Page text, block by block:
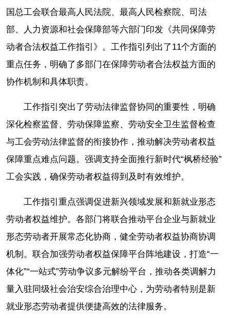
国总工会联合最高人民法院、最高人民检察院、司法
部、人力资源和社会保障部等六部门印发《共同保障劳
动者合法权益工作指引》。工作指引列出了11个方面的
重点任务，明确了多部门在保障劳动者合法权益方面的
协作机制和具体职责。
工作指引突出了劳动法律监督协同的重要性，明确
深化检察监督、劳动保障监察、劳动安全卫生监督检查
与工会劳动法律监督的衔接协作，推动解决劳动者权益
保障重点难点问题。强调支持全面推行新时代“枫桥经验”
工会实践，确保劳动者权益得到及时有效维护。
工作指引重点强调促进新兴领域发展和新就业形态
劳动者权益维护。各部门将联合推动平台企业与新就业
形态劳动者开展常态化协商，健全劳动者权益协商协调
机制。联合加强劳动者权益保障平台阵地建设，打造“一
体化”“一站式”劳动争议多元解纷平台，推动各类调解力
量入驻同级社会治安综合治理中心，为劳动者特别是新
就业形态劳动者提供便捷高效的法律服务。